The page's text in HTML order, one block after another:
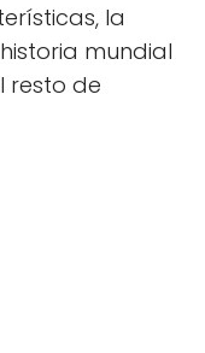
la
mundial
resto de